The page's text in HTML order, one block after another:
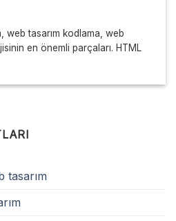
web tasarım kodlama, web
en önemli parçaları. HTML
tasarım